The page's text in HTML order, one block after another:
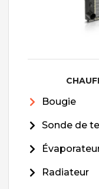
Bougie
Sonde de
Radiateur